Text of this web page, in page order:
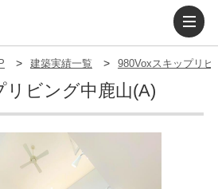
建築実績一覧 980Voxスキップリビ
リビング中鹿山(A)